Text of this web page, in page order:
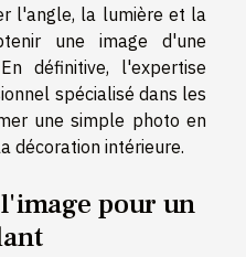
l'angle, la lumière et la
une image d'une
définitive, l'expertise
spécialisé dans les
une simple photo en
décoration intérieure.
pour un